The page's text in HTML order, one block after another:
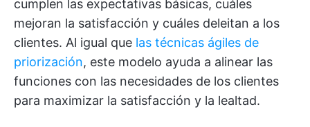
cumplen las expectativas básicas, cuáles
mejoran la satisfacción y cuáles deleitan a los
clientes. Al igual que las técnicas ágiles de
priorización, este modelo ayuda a alinear las
funciones con las necesidades de los clientes
para maximizar la satisfacción y la lealtad.